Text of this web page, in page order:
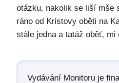
otázku, nakolik se liší mše
ráno od Kristovy oběti na
stále jedna a tatáž oběť, mi
Vydávání Monitoru je